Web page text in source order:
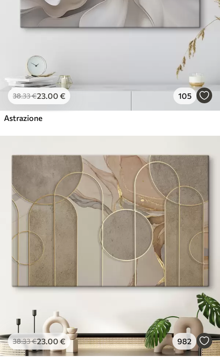
38.33€23.00 € 105
Astrazione
38.33€23.00 € 982